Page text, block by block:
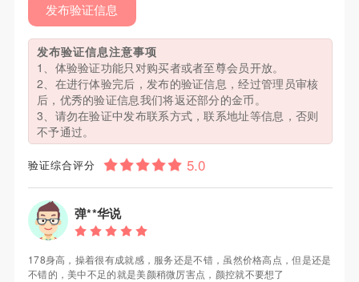
发布验证信息
发布验证信息注意事项
1、体验验证功能只对购买者或者至尊会员开放。
2、在进行体验完后，发布的验证信息，经过管理员审核
后，优秀的验证信息我们将返还部分的金币。
3、请勿在验证中发布联系方式，联系地址等信息，否则
不予通过。
验证综合评分
弹**华说
178身高，操着很有成就感，服务还是不错，虽然价格高点，但是还是
不错的，美中不足的就是美颜稍微厉害点，颜控就不要想了